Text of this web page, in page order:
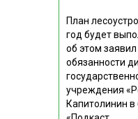
План
год будет
об этом
обязанности
учреждения
Капитолинин